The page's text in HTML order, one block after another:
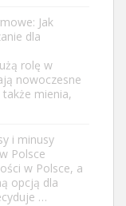
Jak
dla
rolę w
nowoczesne
mienia,
i minusy
Polsce
w Polsce, a
opcją dla
…